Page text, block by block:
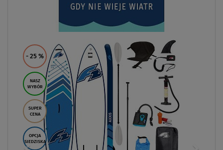
- 25 %
NASZ
WYBÓR
SUPER
CENA
OPCJA
SIEDZISKA